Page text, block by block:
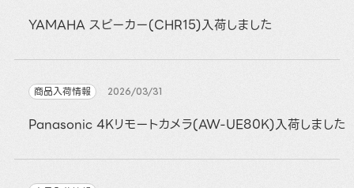
YAMAHA スピーカー(CHR15)入荷しました
商品入荷情報 2026/03/31
Panasonic 4Kリモートカメラ(AW-UE80K)入荷しました